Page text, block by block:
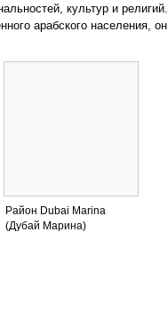
культур и религий.
арабского населения, он
Район Dubai Marina
(Дубай Марина)